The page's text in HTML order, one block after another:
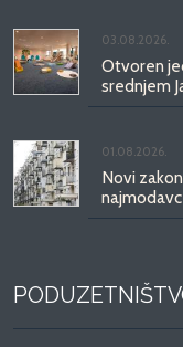
03.08.2026.
Otvoren
srednjem
01.08.2026.
Novi